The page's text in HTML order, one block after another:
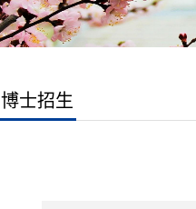
博士招生